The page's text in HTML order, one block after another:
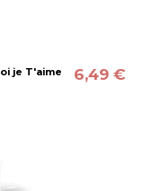
je T'aime
6,49 €